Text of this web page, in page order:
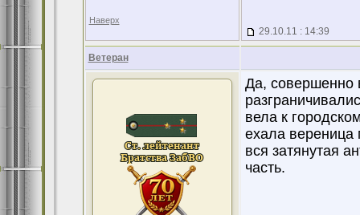
Наверх
29.10.11 : 14:39
Ветеран
Да, совершенно
вела к
ехала вереница
вся затянутая
часть.